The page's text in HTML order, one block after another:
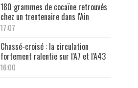
180 grammes de cocaïne retrouvés
chez un trentenaire dans l'Ain
17:07
Chassé-croisé : la circulation
fortement ralentie sur l'A7 et l'A43
16:00